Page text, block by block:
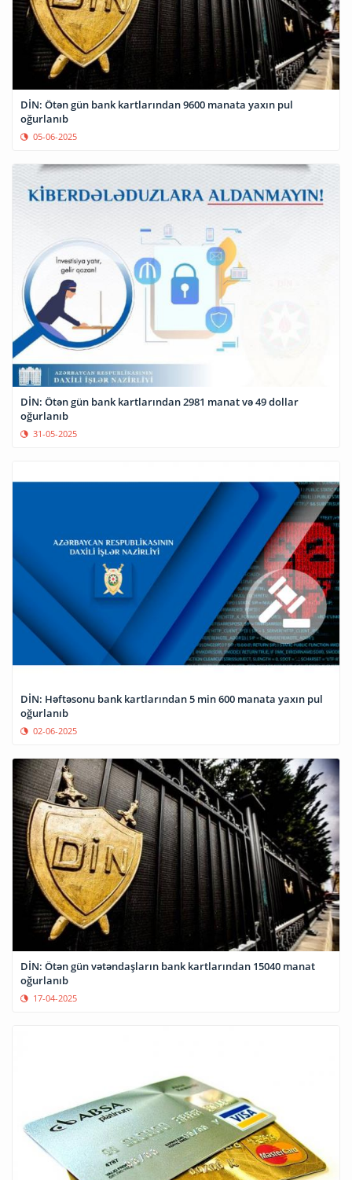
DİN: Ötən gün bank kartlarından 9600 manata yaxın pul
oğurlanıb
05-06-2025
DİN: Ötən gün bank kartlarından 2981 manat və 49 dollar
oğurlanıb
31-05-2025
DİN: Həftəsonu bank kartlarından 5 min 600 manata yaxın pul
oğurlanıb
02-06-2025
DİN: Ötən gün vətəndaşların bank kartlarından 15040 manat
oğurlanıb
17-04-2025